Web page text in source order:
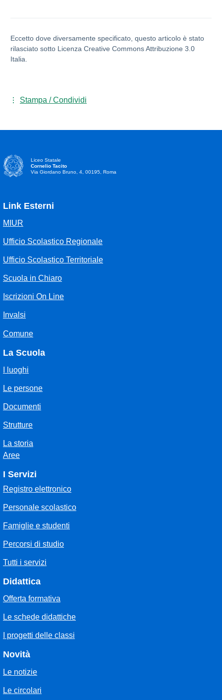
Eccetto dove diversamente specificato, questo articolo è stato
rilasciato sotto Licenza Creative Commons Attribuzione 3.0
Italia.
Stampa / Condividi
Liceo Statale
Cornelio Tacito
Via Giordano Bruno, 4, 00195, Roma
Link Esterni
MIUR
Ufficio Scolastico Regionale
Ufficio Scolastico Territoriale
Scuola in Chiaro
Iscrizioni On Line
Invalsi
Comune
La Scuola
I luoghi
Le persone
Documenti
Strutture
La storia
Aree
I Servizi
Registro elettronico
Personale scolastico
Famiglie e studenti
Percorsi di studio
Tutti i servizi
Didattica
Offerta formativa
Le schede didattiche
I progetti delle classi
Novità
Le notizie
Le circolari